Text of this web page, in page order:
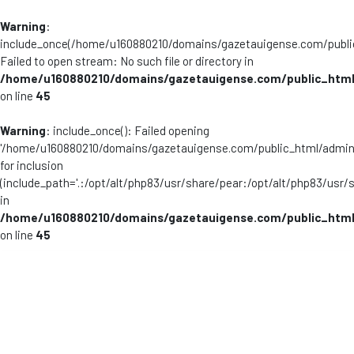
Warning:
include_once(/home/u160880210/domains/gazetauigense.com/
Failed to open stream: No such file or directory in
/home/u160880210/domains/gazetauigense.com/
on line 45
Warning: include_once(): Failed opening
'/home/u160880210/domains/gazetauigense.com/public_html/
for inclusion
(include_path='.:/opt/alt/php83/usr/share/pear:/opt/alt/php83/
in
/home/u160880210/domains/gazetauigense.com/
on line 45